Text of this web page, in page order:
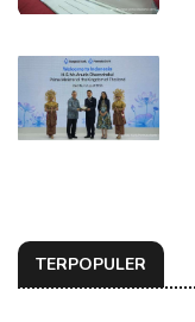
TERPOPULER